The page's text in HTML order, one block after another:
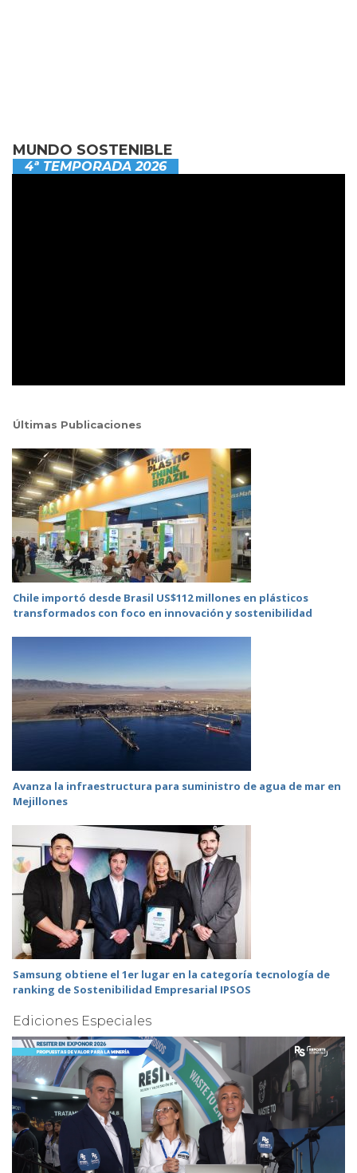
MUNDO SOSTENIBLE
4ª TEMPORADA 2026
Últimas Publicaciones
Chile importó desde Brasil US$112 millones en plásticos
transformados con foco en innovación y sostenibilidad
Avanza la infraestructura para suministro de agua de mar en
Mejillones
Samsung obtiene el 1er lugar en la categoría tecnología de
ranking de Sostenibilidad Empresarial IPSOS
Ediciones Especiales